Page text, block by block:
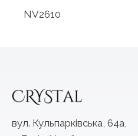
NV2610
вул. Кульпарківська, 64а,